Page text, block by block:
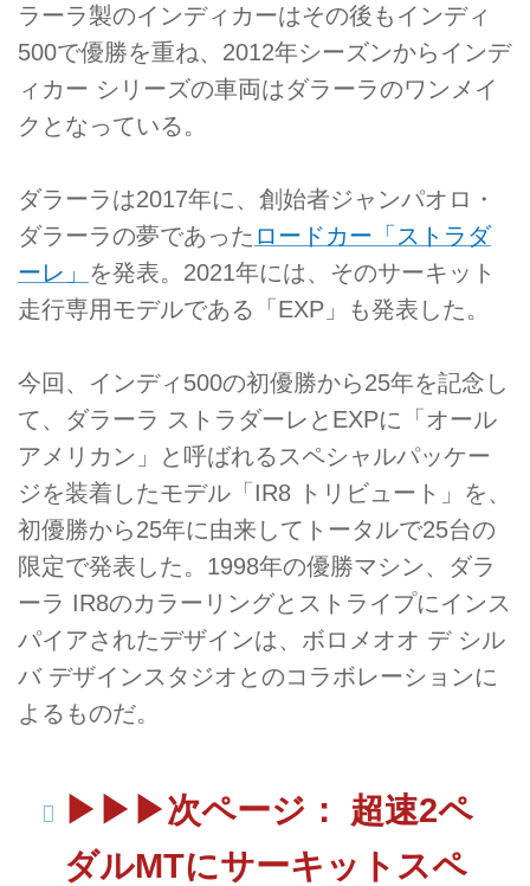
ラーラ製のインディカーはその後もインディ
500で優勝を重ね、2012年シーズンからインデ
ィカー シリーズの車両はダラーラのワンメイ
クとなっている。
ダラーラは2017年に、創始者ジャンパオロ・
ダラーラの夢であった ロードカー「ストラダ
ーレ」 を発表。2021年には、そのサーキット
走行専用モデルである「EXP」も発表した。
今回、インディ500の初優勝から25年を記念し
て、ダラーラ ストラダーレとEXPに「オール
アメリカン」と呼ばれるスペシャルパッケー
ジを装着したモデル「IR8 トリビュート」を、
初優勝から25年に由来してトータルで25台の
限定で発表した。1998年の優勝マシン、ダラ
ーラ IR8のカラーリングとストライプにインス
パイアされたデザインは、ボロメオオ デ シル
バ デザインスタジオとのコラボレーションに
よるものだ。
▶︎▶︎▶︎次ページ： 超速2ペ
ダルMTにサーキットスペ